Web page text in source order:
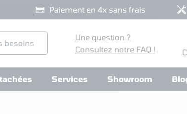
Paiement en 4x sans frais
Une question ?
Consultez notre FAQ !
Services Showroom